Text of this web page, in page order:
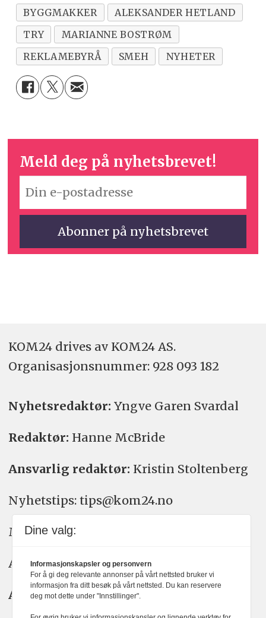
BYGGMAKKER
ALEKSANDER HETLAND
TRY
MARIANNE BOSTRØM
REKLAMEBYRÅ
SMEH NYHETER
Meld deg på nyhetsbrevet!
KOM24 drives av KOM24 AS.
Organisasjons­nummer: 928 093 182
Nyhetsredaktør: Yngve Garen Svardal
Redaktør: Hanne McBride
Ansvarlig redaktør: Kristin Stoltenberg
Nyhetstips: tips@kom24.no
Meninger: meninger@kom24.no
Annonse: annonse@watchmedia.no
Abonnement:kom24@watchmedia.no
Dine valg:
Informasjonskapsler og personvern
For å gi deg relevante annonser på vårt nettsted bruker vi
informasjon fra ditt besøk på vårt nettsted. Du kan reservere
deg mot dette under "Innstillinger".